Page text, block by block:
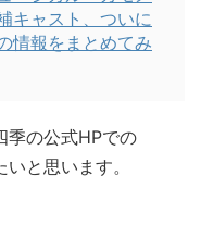
キャスト、ついに
情報をまとめてみ
季の公式HPでの
と思います。